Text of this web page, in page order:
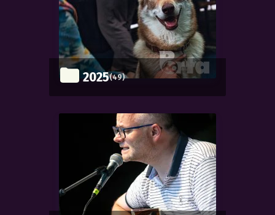
2025(49)